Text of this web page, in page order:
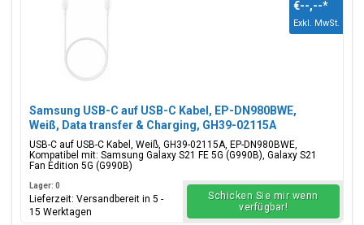
Samsung USB-C auf USB-C Kabel, EP-DN980BWE,
Weiß, Data transfer & Charging, GH39-02115A
USB-C auf USB-C Kabel, Weiß, GH39-02115A, EP-DN980BWE,
Kompatibel mit: Samsung Galaxy S21 FE 5G (G990B), Galaxy S21
Fan Edition 5G (G990B)
€--,--*
Exkl. MwSt.
Lager: 0
Lieferzeit: Versandbereit in 5 -
15 Werktagen
Schicken Sie mir wenn
verfügbar!